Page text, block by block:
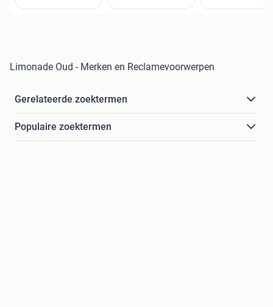
Limonade Oud - Merken en Reclamevoorwerpen
Gerelateerde zoektermen
Populaire zoektermen